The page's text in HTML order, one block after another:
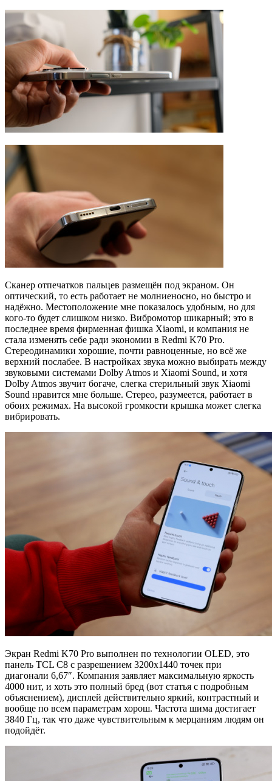
Сканер отпечатков пальцев размещён под экраном. Он
оптический, то есть работает не молниеносно, но быстро и
надёжно. Местоположение мне показалось удобным, но для
кого-то будет слишком низко. Вибромотор шикарный; это в
последнее время фирменная фишка Xiaomi, и компания не
стала изменять себе ради экономии в Redmi K70 Pro.
Стереодинамики хорошие, почти равноценные, но всё же
верхний послабее. В настройках звука можно выбирать между
звуковыми системами Dolby Atmos и Xiaomi Sound, и хотя
Dolby Atmos звучит богаче, слегка стерильный звук Xiaomi
Sound нравится мне больше. Стерео, разумеется, работает в
обоих режимах. На высокой громкости крышка может слегка
вибрировать.
Экран Redmi K70 Pro выполнен по технологии OLED, это
панель TCL C8 с разрешением 3200х1440 точек при
диагонали 6,67″. Компания заявляет максимальную яркость
4000 нит, и хоть это полный бред (вот статья с подробным
объяснением), дисплей действительно яркий, контрастный и
вообще по всем параметрам хорош. Частота шима достигает
3840 Гц, так что даже чувствительным к мерцаниям людям он
подойдёт.